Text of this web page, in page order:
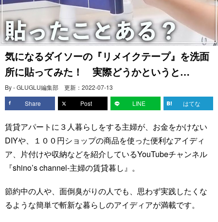
気になるダイソーの『リメイクテープ』を洗面
所に貼ってみた！ 実際どうかというと…
By - GLUGLU編集部 更新： 2022-07-13
Share
Post LINE はてな
賃貸アパートに３人暮らしをする主婦が、お金をかけない
DIYや、１００円ショップの商品を使った便利なアイディ
ア、片付けや収納などを紹介しているYouTubeチャンネル
『shino’s channel-主婦の賃貸暮し』。
節約中の人や、面倒臭がりの人でも、思わず実践したくな
るような簡単で斬新な暮らしのアイディアが満載です。